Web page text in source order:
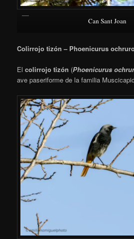
Can Sant Joan
Colirrojo tizón – Phoenicurus
Elcolirrojo tizón (Phoenicurus
ave paseriforme de la familia